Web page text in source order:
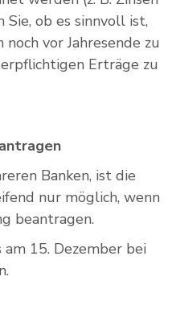
ob es sinnvoll ist,
vor Jahresende zu
Erträge zu
Banken, ist die
nur möglich, wenn
beantragen.
15. Dezember bei